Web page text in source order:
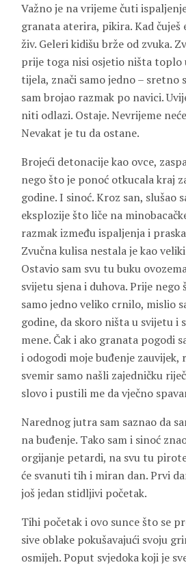
Važno je na vrijeme čuti
granata aterira, pikira. Kad čuješ
živ. Geleri kidišu brže od zvuka.
prije toga nisi osjetio ništa toplo
tijela, znači samo jedno – sretno
sam brojao razmak po navici.
niti odlazi. Ostaje. Nevrijeme
Nevakat je tu da ostane.
Brojeći detonacije kao ovce,
nego što je ponoć otkucala kraj
godine. I sinoć. Kroz san, slušao
eksplozije što liče na
razmak između ispaljenja i
Zvučna kulisa nestala je kao
Ostavio sam svu tu buku
svijetu sjena i duhova. Prije nego
samo jedno veliko crnilo, mislio
godine, da skoro ništa u svijetu i
mene. Čak i ako granata pogodi
i odogodi moje buđenje zauvijek,
svemir samo našli zajedničku
slovo i pustili me da vječno
Narednog jutra sam saznao da
na buđenje. Tako sam i sinoć
orgijanje petardi, na svu tu
će svanuti tih i miran dan. Prvi
još jedan stidljivi početak.
Tihi početak i ovo sunce što se
sive oblake pokušavajući svoju
osmijeh. Poput svjedoka koji je